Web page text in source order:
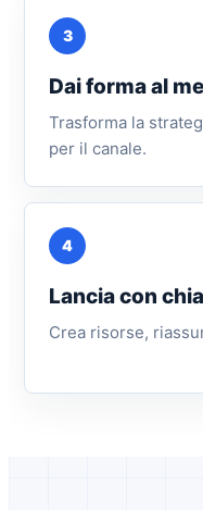
3
Dai forma al
Trasforma la
per il canale.
4
Lancia con
Crea risorse,